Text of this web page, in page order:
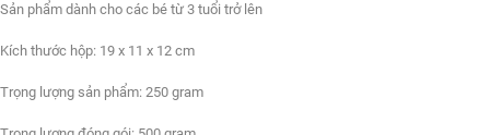
Sản phẩm dành cho các bé từ 3 tuổi trở lên
Kích thước hộp: 19 x 11 x 12 cm
Trọng lượng sản phẩm: 250 gram